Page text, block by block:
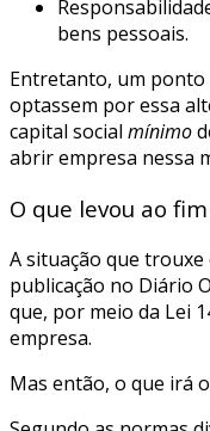
bens pessoais.
Entretanto, um
optassem por essa
capital social mínimo
abrir empresa nessa
O que levou ao fim
A situação que trouxe
publicação no Diário
que, por meio da Lei
empresa.
Mas então, o que irá